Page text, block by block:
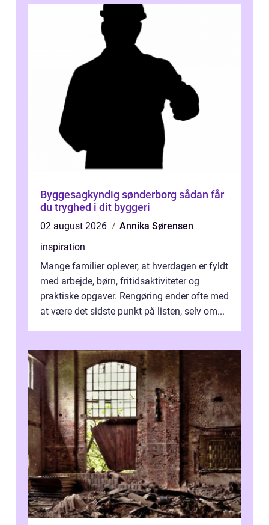
Byggesagkyndig sønderborg sådan får
du tryghed i dit byggeri
02 august 2026
Annika Sørensen
inspiration
Mange familier oplever, at hverdagen er fyldt
med arbejde, børn, fritidsaktiviteter og
praktiske opgaver. Rengøring ender ofte med
at være det sidste punkt på listen, selv om...